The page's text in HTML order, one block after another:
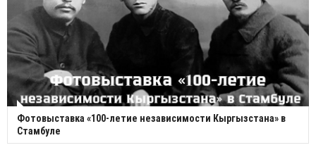
Фотовыставка «100-летие независимости Кыргызстана» в
Стамбуле